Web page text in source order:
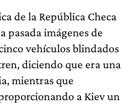
de la República Checa
pasada imágenes de
vehículos blindados
diciendo que era una
mientras que
a Kiev un